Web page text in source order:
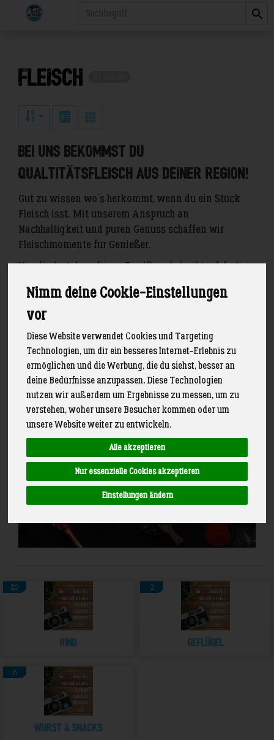
Nimm deine Cookie-Einstellungen
vor
Diese Website verwendet Cookies und Targeting
Technologien, um dir ein besseres Internet-Erlebnis zu
ermöglichen und die Werbung, die du siehst, besser an
deine Bedürfnisse anzupassen. Diese Technologien
nutzen wir außerdem um Ergebnisse zu messen, um zu
verstehen, woher unsere Besucher kommen oder um
unsere Website weiter zu entwickeln.
Alle akzeptieren
Nur essenzielle Cookies akzeptieren
Einstellungen ändern
Fleisch
Bei uns bekommst du
Qualtitätsfleisch aus deiner Region!
Gut zu wissen wo´s herkommt, wenn du ein Stück
Fleisch isst. Mit unserem Anspruch an
Nachhaltigkeit und puren Genuss schaffen wir
Fleischmomente für Genießer.
Hier findest du saftiges Rindfleisch, kochtopf-fertige
Snacks. Immer bestellbar, aber natürlich nur lieferbar
solange der Vorrat reicht.
Melde dich gern für unsere
Schlemmerpost
keine Aktion mehr zu verpassen
23
Rind
2
Geflügel
6
Wurst & Snacks